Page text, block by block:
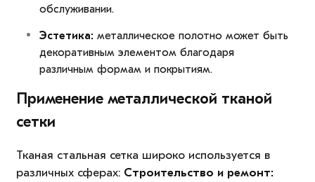
обслуживании.
Эстетика: металлическое полотно может быть
декоративным элементом благодаря
различным формам и покрытиям.
Применение металлической тканой
сетки
Тканая стальная сетка широко используется в
различных сферах: Строительство и ремонт: